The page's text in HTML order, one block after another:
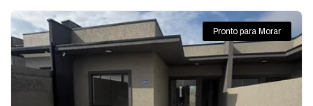
Pronto para Morar